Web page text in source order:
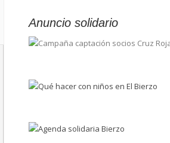
Anuncio solidario